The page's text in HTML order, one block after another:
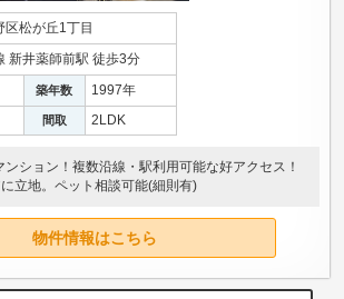
区松が丘1丁目
新井薬師前駅 徒歩3分
築年数 1997年
間取 2LDK
ション！複数沿線・駅利用可能な好アクセス！
立地。ペット相談可能(細則有)
物件情報はこちら